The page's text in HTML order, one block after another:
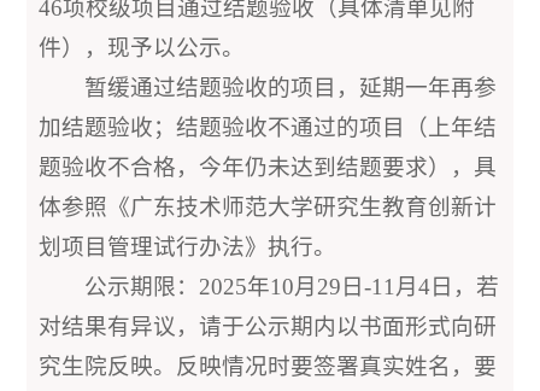
46项校级项目通过结题验收（具体清单见附
件），现予以公示。
暂缓通过结题验收的项目，延期一年再参
加结题验收；结题验收不通过的项目（上年结
题验收不合格，今年仍未达到结题要求），具
体参照《广东技术师范大学研究生教育创新计
划项目管理试行办法》执行。
公示期限：2025年10月29日-11月4日，若
对结果有异议，请于公示期内以书面形式向研
究生院反映。反映情况时要签署真实姓名，要